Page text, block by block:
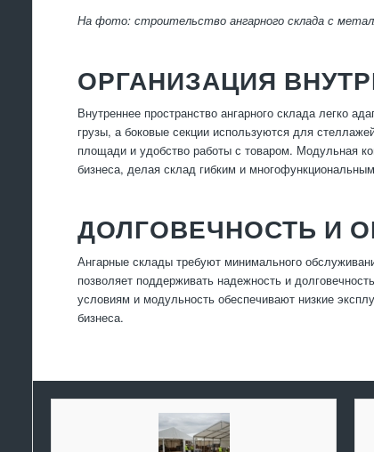
На фото: строительство ангарного склада с
ОРГАНИЗАЦИЯ
Внутреннее пространство ангарного склада легко
грузы, а боковые секции используются для
площади и удобство работы с товаром. Модульная
бизнеса, делая склад гибким и
ДОЛГОВЕЧНОСТЬ И
Ангарные склады требуют минимального
позволяет поддерживать надежность и
условиям и модульность обеспечивают низкие
бизнеса.